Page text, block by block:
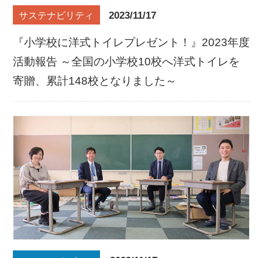
サステナビリティ 2023/11/17
『小学校に洋式トイレプレゼント！』2023年度
活動報告 ～全国の小学校10校へ洋式トイレを
寄贈、累計148校となりました～